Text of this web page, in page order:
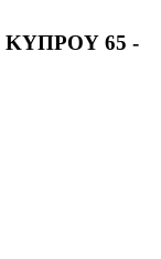
ΚΥΠΡΟΥ 65 -